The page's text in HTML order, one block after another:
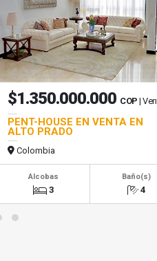
$1.350.000.000 COP |
PENT-HOUSE EN VENTA EN
ALTO PRADO
Colombia
Alcobas
3
Baño(s)
4